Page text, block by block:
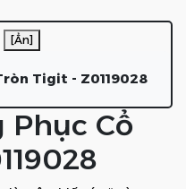
[Ẩn]
Tigit - Z0119028
Phục Cổ